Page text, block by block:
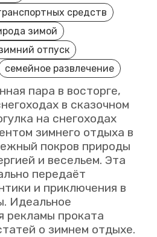
средств
зимой
отпуск
семейное развлечение
пара в восторге,
в сказочном
на снегоходах
зимнего отдыха в
покров природы
и весельем. Эта
передаёт
и приключения в
Идеальное
рекламы проката
о зимнем отдыхе.